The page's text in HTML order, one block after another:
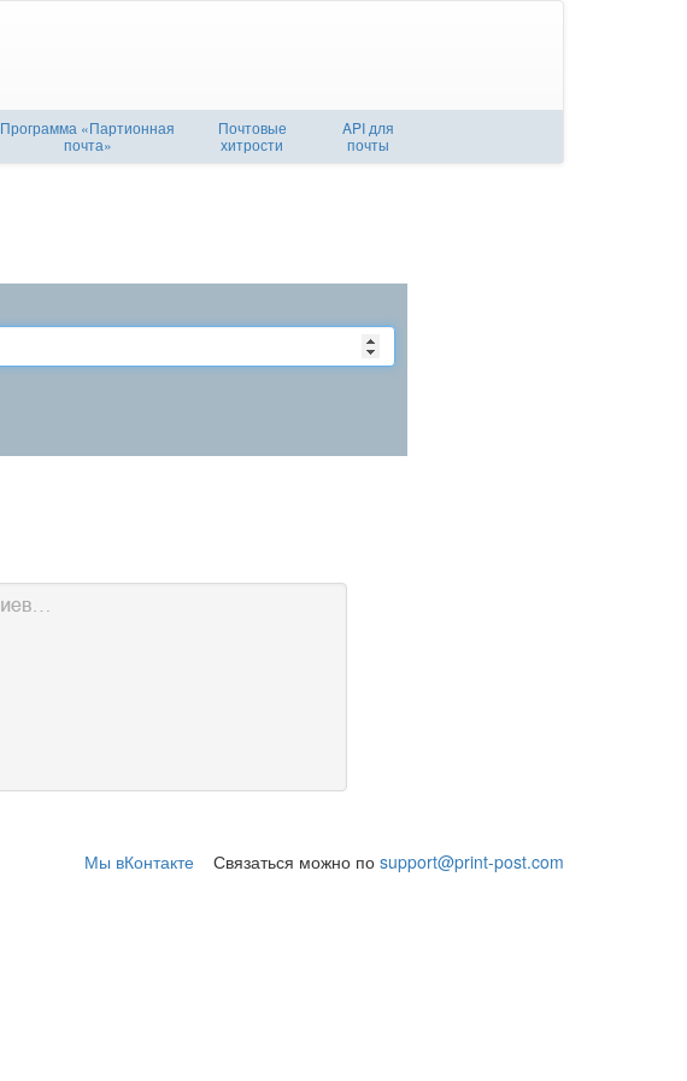
Программа «Партионная
почта»
Почтовые
хитрости
API для
почты
Мы вКонтакте Связаться можно по support@print-post.com